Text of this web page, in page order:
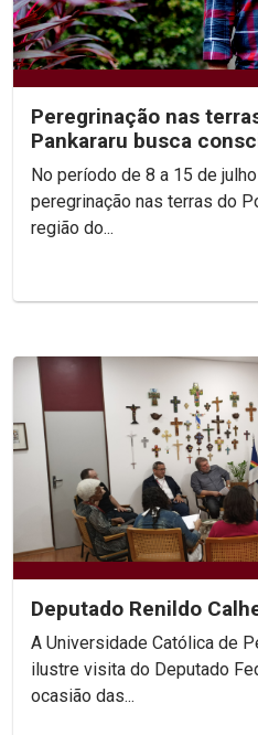
Peregrinação nas
Pankararu busca
dos direitos
No período de 8 a 15 de
peregrinação nas terras do
região do...
Deputado Renildo
A Universidade Católica de
ilustre visita do Deputado
ocasião das...